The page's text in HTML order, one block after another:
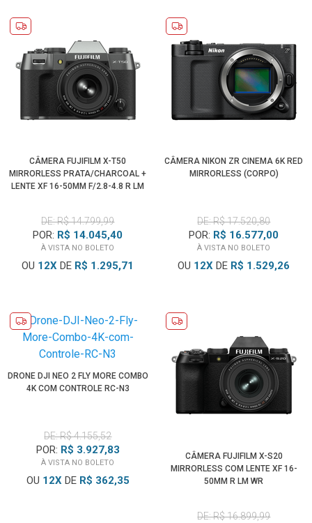
CÂMERA FUJIFILM X-T50
MIRRORLESS PRATA/CHARCOAL +
LENTE XF 16-50MM F/2.8-4.8 R LM
DE: R$ 14.799,99
POR: R$ 14.045,40
À VISTA NO BOLETO
OU 12X DE R$ 1.295,71
CÂMERA NIKON ZR CINEMA 6K RED
MIRRORLESS (CORPO)
DE: R$ 17.520,80
POR: R$ 16.577,00
À VISTA NO BOLETO
OU 12X DE R$ 1.529,26
DRONE DJI NEO 2 FLY MORE COMBO
4K COM CONTROLE RC-N3
DE: R$ 4.155,52
POR: R$ 3.927,83
À VISTA NO BOLETO
OU 12XDE R$ 362,35
CÂMERA FUJIFILM X-S20
MIRRORLESS COM LENTE XF 16-
50MM R LM WR
DE: R$ 16.899,99